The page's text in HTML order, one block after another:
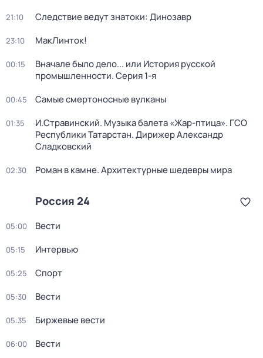
21:10 Следствие ведут знатоки: Динозавр
23:10 МакЛинток!
00:15
Вначале было дело... или История русской
промышленности. Серия 1-я
00:45 Самые смертоносные вулканы
01:35
И.Стравинский. Музыка балета «Жар-птица». ГСО
Республики Татарстан. Дирижер Александр
Сладковский
02:30 Роман в камне. Архитектурные шедевры мира
Россия 24
05:00 Вести
05:15 Интервью
05:25 Спорт
05:30 Вести
05:35 Биржевые вести
06:00 Вести